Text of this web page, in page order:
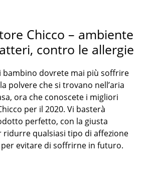
Chicco – ambiente
contro le allergie
bambino dovrete mai più soffrire
polvere che si trovano nell’aria
ora che conoscete i migliori
per il 2020. Vi basterà
perfetto, con la giusta
ridurre qualsiasi tipo di affezione
evitare di soffrirne in futuro.